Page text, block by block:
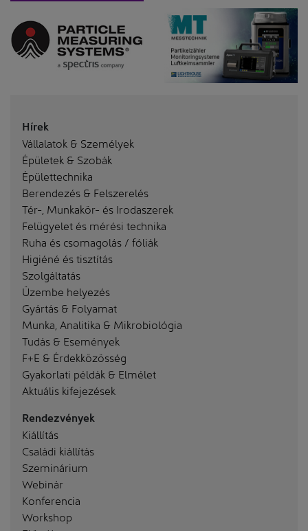
Hírek
Vállalatok & Személyek
Épületek & Szobák
Épülettechnika
Berendezés & Felszerelés
Tér-, Munkakör- és Irodaszerek
Felügyelet és mérési technika
Ruha és csomagolás / fóliák
Higiéné és tisztítás
Szolgáltatás
Üzembe helyezés
Gyártás & Folyamat
Munka, Analitika & Mikrobiológia
Tudás & Események
F+E & Érdekközösség
Gyakorlati példák & Elmélet
Aktuális kifejezések
Rendezvények
Kiállítás
Családi kiállítás
Szeminárium
Webinár
Konferencia
Workshop